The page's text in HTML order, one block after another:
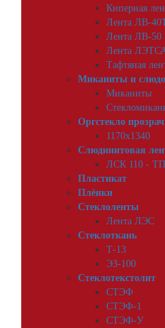
Киперная
Лента ЛВ-
Лента ЛВ-50
Лента
Тафтяная
Миканиты и
Миканиты
Оргстекло
1170х1340
Слюдинитовая
ЛСК 110 -
Пластикат
Плёнки
Стеклоленты
Лента ЛЭС
Стеклоткань
Т-13
ЭЗ-100
Стеклотекстолит
СТЭФ
СТЭФ-1
СТЭФ-У